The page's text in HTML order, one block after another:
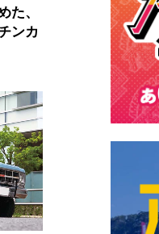
た、
ンカ